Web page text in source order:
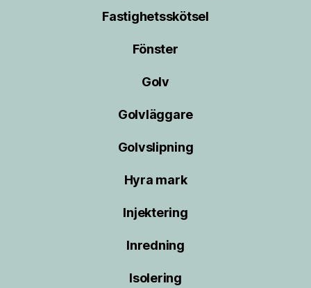
Fastighetsskötsel
Fönster
Golv
Golvläggare
Golvslipning
Hyra mark
Injektering
Inredning
Isolering